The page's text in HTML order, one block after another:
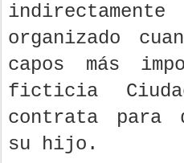
organizado
capos más
ficticia
contrata para
su hijo.